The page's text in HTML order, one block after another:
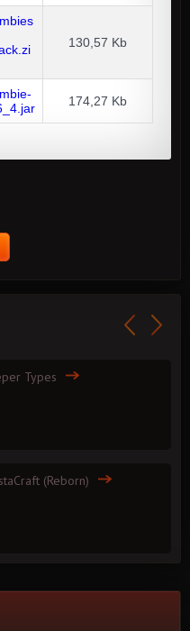
130,57 Kb
174,27 Kb
Types
(Reborn)